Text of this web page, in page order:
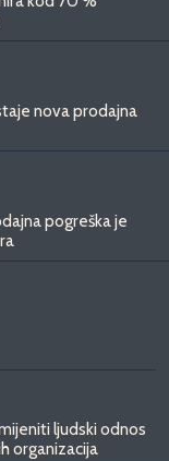
nova prodajna
pogreška je
ljudski odnos
organizacija